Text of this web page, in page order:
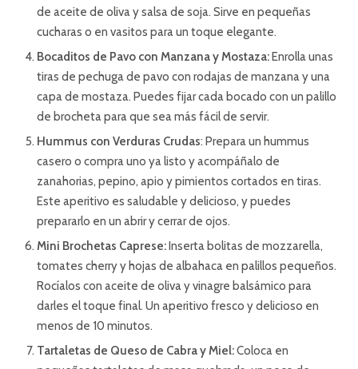
de aceite de oliva y salsa de soja. Sirve en pequeñas
cucharas o en vasitos para un toque elegante.
Bocaditos de Pavo con Manzana y Mostaza: Enrolla unas
tiras de pechuga de pavo con rodajas de manzana y una
capa de mostaza. Puedes fijar cada bocado con un palillo
de brocheta para que sea más fácil de servir.
Hummus con Verduras Crudas: Prepara un hummus
casero o compra uno ya listo y acompáñalo de
zanahorias, pepino, apio y pimientos cortados en tiras.
Este aperitivo es saludable y delicioso, y puedes
prepararlo en un abrir y cerrar de ojos.
Mini Brochetas Caprese: Inserta bolitas de mozzarella,
tomates cherry y hojas de albahaca en palillos pequeños.
Rocíalos con aceite de oliva y vinagre balsámico para
darles el toque final. Un aperitivo fresco y delicioso en
menos de 10 minutos.
Tartaletas de Queso de Cabra y Miel:Coloca en